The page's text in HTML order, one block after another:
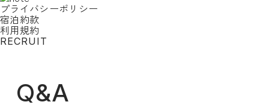
プライバシーポリシー
宿泊約款
利用規約
RECRUIT
Q&A